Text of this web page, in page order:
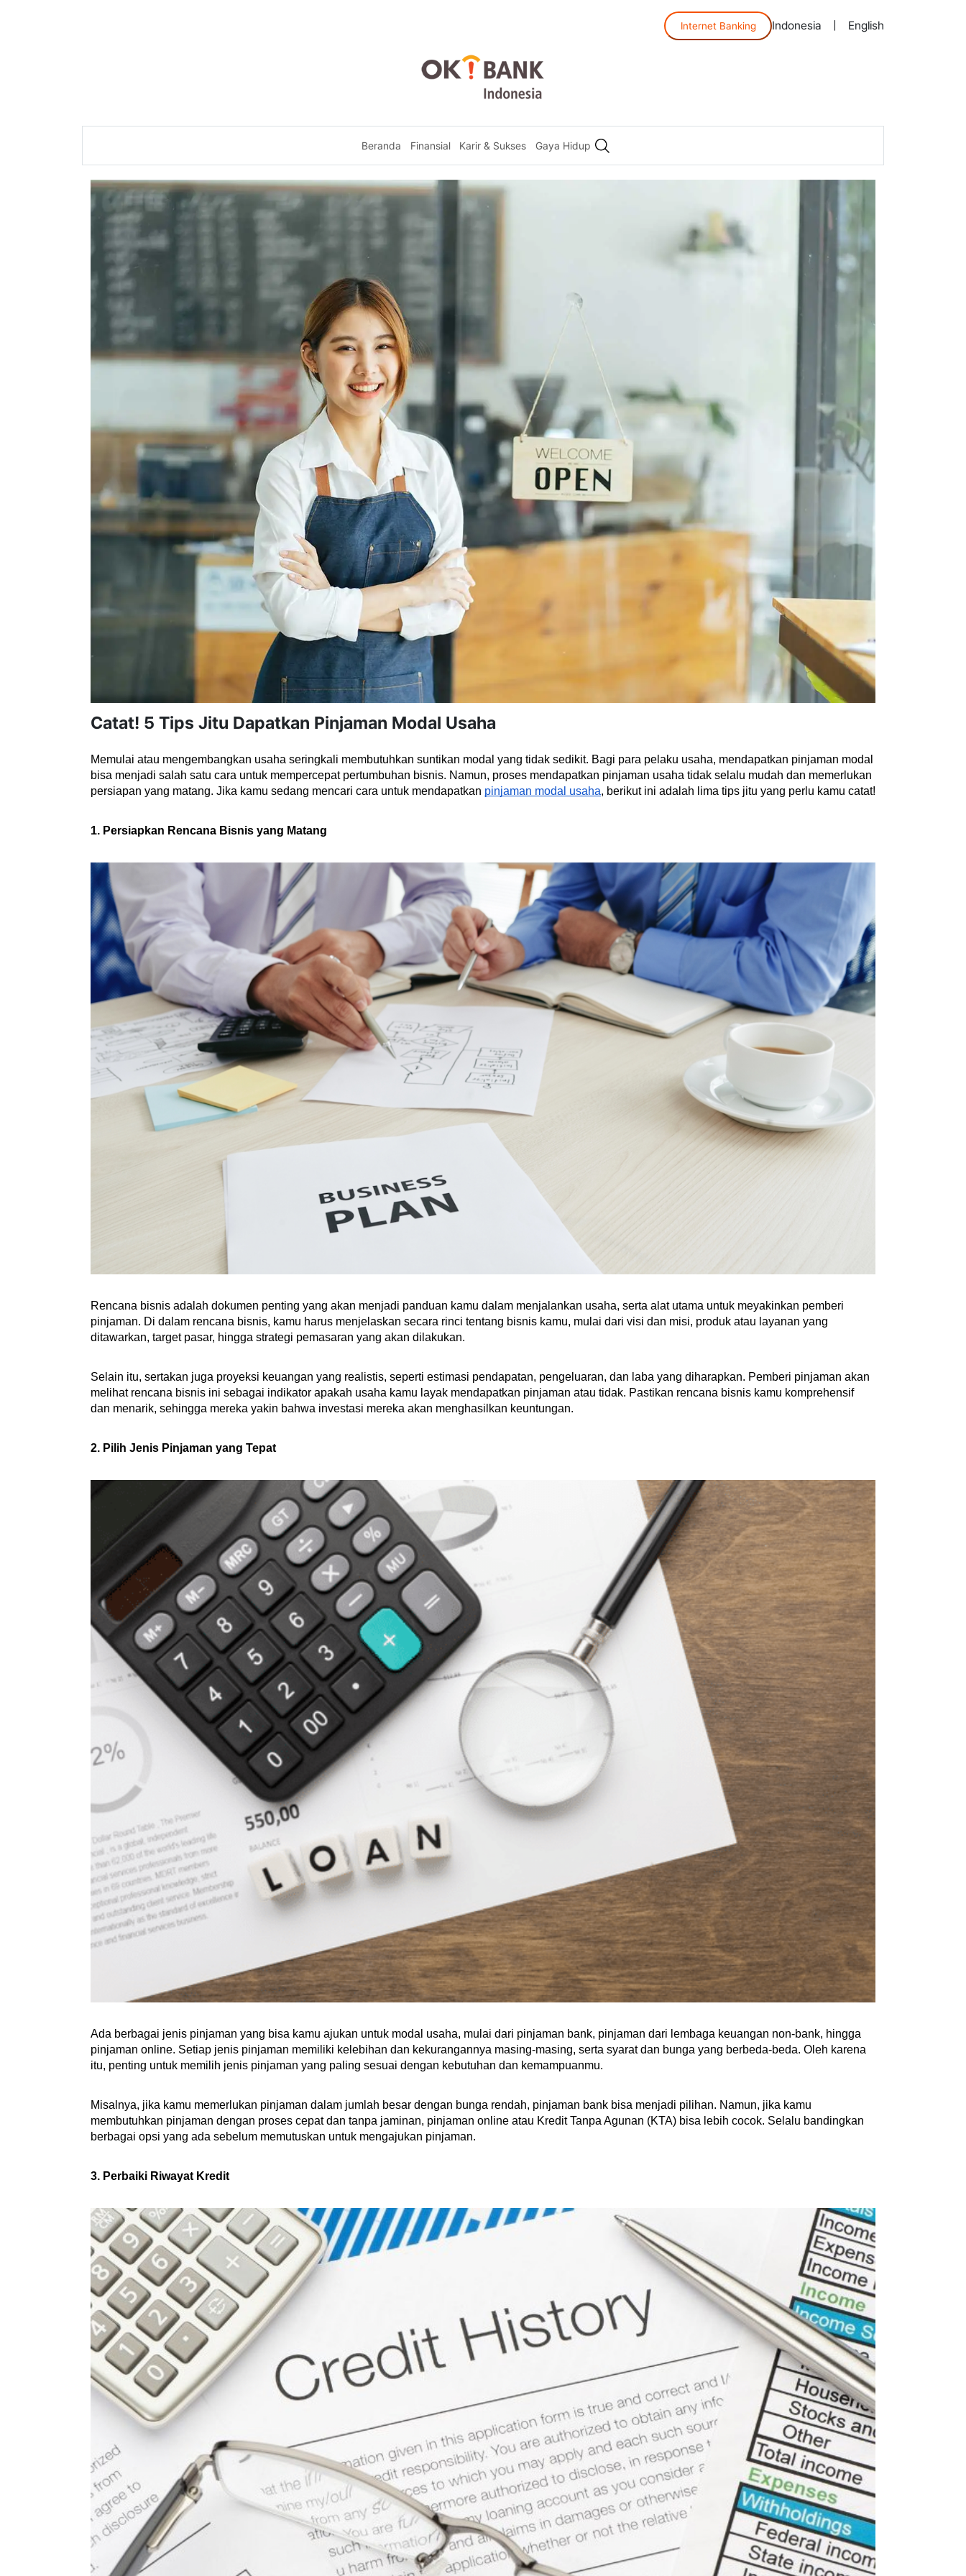
Internet Banking Indonesia English
Beranda Finansial Karir & Sukses Gaya Hidup
Catat! 5 Tips Jitu Dapatkan Pinjaman Modal Usaha
Memulai atau mengembangkan usaha seringkali membutuhkan suntikan modal yang tidak sedikit. Bagi para pelaku usaha, mendapatkan pinjaman modal
bisa menjadi salah satu cara untuk mempercepat pertumbuhan bisnis. Namun, proses mendapatkan pinjaman usaha tidak selalu mudah dan memerlukan
persiapan yang matang. Jika kamu sedang mencari cara untuk mendapatkan pinjaman modal usaha, berikut ini adalah lima tips jitu yang perlu kamu catat!
1. Persiapkan Rencana Bisnis yang Matang
Rencana bisnis adalah dokumen penting yang akan menjadi panduan kamu dalam menjalankan usaha, serta alat utama untuk meyakinkan pemberi
pinjaman. Di dalam rencana bisnis, kamu harus menjelaskan secara rinci tentang bisnis kamu, mulai dari visi dan misi, produk atau layanan yang
ditawarkan, target pasar, hingga strategi pemasaran yang akan dilakukan.
Selain itu, sertakan juga proyeksi keuangan yang realistis, seperti estimasi pendapatan, pengeluaran, dan laba yang diharapkan. Pemberi pinjaman akan
melihat rencana bisnis ini sebagai indikator apakah usaha kamu layak mendapatkan pinjaman atau tidak. Pastikan rencana bisnis kamu komprehensif
dan menarik, sehingga mereka yakin bahwa investasi mereka akan menghasilkan keuntungan.
2. Pilih Jenis Pinjaman yang Tepat
Ada berbagai jenis pinjaman yang bisa kamu ajukan untuk modal usaha, mulai dari pinjaman bank, pinjaman dari lembaga keuangan non-bank, hingga
pinjaman online. Setiap jenis pinjaman memiliki kelebihan dan kekurangannya masing-masing, serta syarat dan bunga yang berbeda-beda. Oleh karena
itu, penting untuk memilih jenis pinjaman yang paling sesuai dengan kebutuhan dan kemampuanmu.
Misalnya, jika kamu memerlukan pinjaman dalam jumlah besar dengan bunga rendah, pinjaman bank bisa menjadi pilihan. Namun, jika kamu
membutuhkan pinjaman dengan proses cepat dan tanpa jaminan, pinjaman online atau Kredit Tanpa Agunan (KTA) bisa lebih cocok. Selalu bandingkan
berbagai opsi yang ada sebelum memutuskan untuk mengajukan pinjaman.
3. Perbaiki Riwayat Kredit